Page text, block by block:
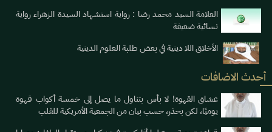
العلامة السيد محمد رضا : رواية استشهاد السيدة الزهراء رواية
نسائية ضعيفة
الأخلاق اللا دينية في بعض طلبة العلوم الدينية
أحدث الاضافات
عشاق القهوة! لا بأس بتناول ما يصل إلى خمسة أكواب قهوة
يوميََا، لكن بحذر، حسب بيان من الجمعية الأمريكية للقلب